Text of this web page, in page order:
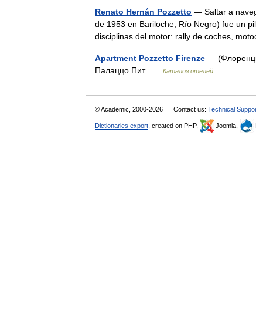
Renato Hernán Pozzetto — Saltar a
de 1953 en Bariloche, Río Negro) fue un
disciplinas del motor: rally de coches,
Apartment Pozzetto Firenze —
Палаццо Пит …
Каталог отелей
© Academic, 2000-2026 Contact us: Technical
Dictionaries export , created on PHP, Joomla,